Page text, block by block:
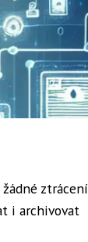
ztrácení
i archivovat